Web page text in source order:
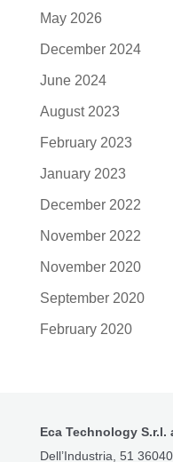
May 2026
December 2024
June 2024
August 2023
February 2023
January 2023
December 2022
November 2022
November 2020
September 2020
February 2020
Eca Technology S.r.l.
Dell’Industria, 51